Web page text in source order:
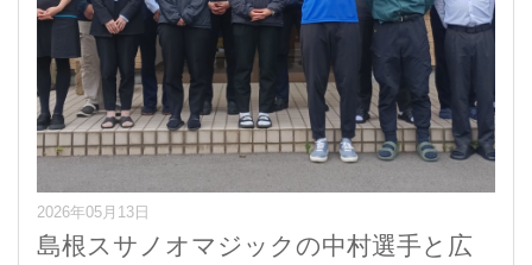
2026年05月13日
島根スサノオマジックの中村選手と広